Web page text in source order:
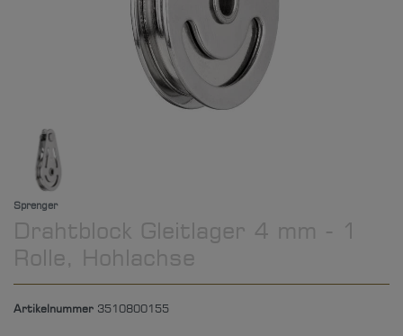
Sprenger
Drahtblock Gleitlager 4 mm - 1
Rolle, Hohlachse
Artikelnummer 3510800155